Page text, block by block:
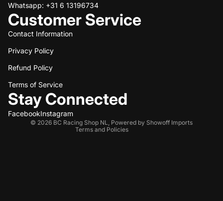
Whatsapp: +31 6 13196734
Customer Service
Contact Information
Privacy Policy
Refund Policy
Terms of Service
Stay Connected
FacebookInstagram
© 2026 BC Racing Shop NL
Powered by Showoff Imports
Terms and Policies
Refund policy
Privacy policy
Terms of service
Shipping policy
Contact information